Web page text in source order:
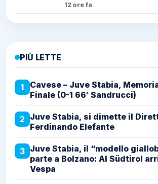
12 ore fa
PIÙ LETTE
1
Cavese – Juve Stabia,
Finale (0-1 66′ Sandrucci)
2 Juve Stabia, si dimette il
Ferdinando Elefante
3 Juve Stabia, il “modello
parte a Bolzano: Al Südtirol
Vespa